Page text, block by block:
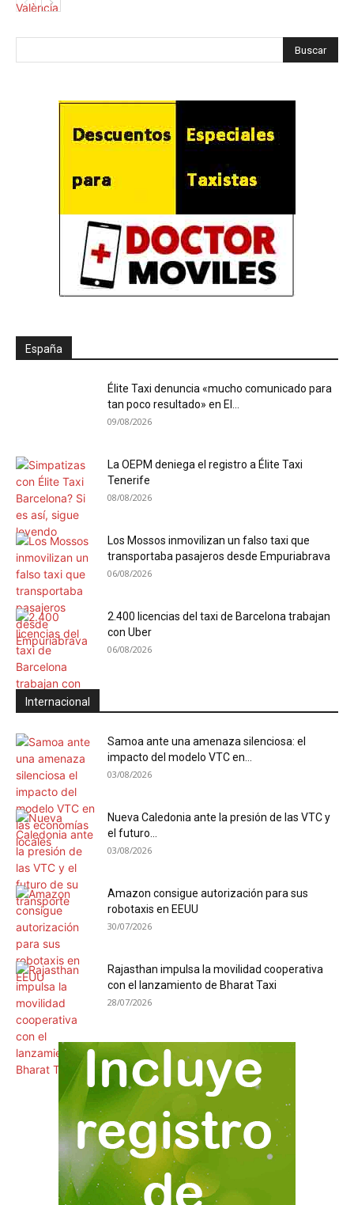
España
Élite Taxi denuncia «mucho comunicado para
tan poco resultado» en El...
09/08/2026
La OEPM deniega el registro a Élite Taxi
Tenerife
08/08/2026
Los Mossos inmovilizan un falso taxi que
transportaba pasajeros desde Empuriabrava
06/08/2026
2.400 licencias del taxi de Barcelona trabajan
con Uber
06/08/2026
Internacional
Samoa ante una amenaza silenciosa: el
impacto del modelo VTC en...
03/08/2026
Nueva Caledonia ante la presión de las VTC y
el futuro...
03/08/2026
Amazon consigue autorización para sus
robotaxis en EEUU
30/07/2026
Rajasthan impulsa la movilidad cooperativa
con el lanzamiento de Bharat Taxi
28/07/2026